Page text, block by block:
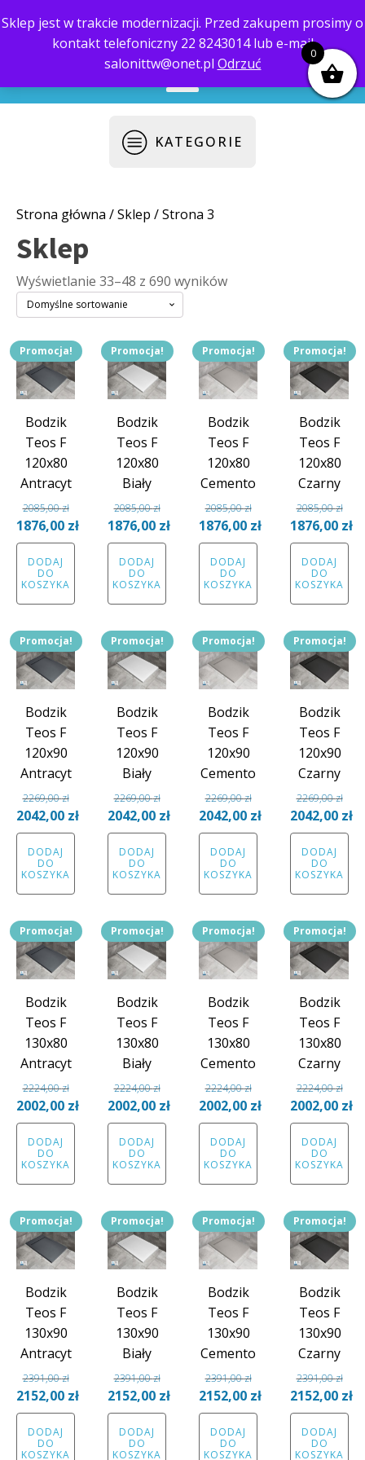
Sklep jest w trakcie modernizacji. Przed zakupem prosimy o
kontakt telefoniczny 22 8243014 lub e-mail
salonittw@onet.pl Odrzuć
biuro@saloni.pl 22 559-10-50
KATEGORIE
Strona główna /Sklep / Strona 3
Sklep
Wyświetlanie 33–48 z 690 wyników
Promocja!
Bodzik
Teos F
120x80
Antracyt
2085,00zł
Pierwotna
cena
wynosiła:
2085,00 zł.
1876,00 zł
Aktualna
cena
wynosi:
1876,00 zł.
DODAJ
DO
KOSZYKA
Promocja!
Bodzik
Teos F
120x80
Biały
2085,00zł
Pierwotna
cena
wynosiła:
2085,00 zł.
1876,00 zł
Aktualna
cena
wynosi:
1876,00 zł.
DODAJ
DO
KOSZYKA
Promocja!
Bodzik
Teos F
120x80
Cemento
2085,00zł
Pierwotna
cena
wynosiła:
2085,00 zł.
1876,00 zł
Aktualna
cena
wynosi:
1876,00 zł.
DODAJ
DO
KOSZYKA
Promocja!
Bodzik
Teos F
120x80
Czarny
2085,00zł
Pierwotna
cena
wynosiła:
2085,00 zł.
1876,00 zł
cena
DODAJ
DO
KOSZYKA
Promocja!
Bodzik
Teos F
120x90
Antracyt
2269,00zł
Pierwotna
cena
wynosiła:
2269,00 zł.
2042,00 zł
Aktualna
cena
wynosi:
2042,00 zł.
DODAJ
DO
KOSZYKA
Promocja!
Bodzik
Teos F
120x90
Biały
2269,00zł
Pierwotna
cena
wynosiła:
2269,00 zł.
2042,00 zł
Aktualna
cena
wynosi:
2042,00 zł.
DODAJ
DO
KOSZYKA
Promocja!
Bodzik
Teos F
120x90
Cemento
2269,00zł
Pierwotna
cena
wynosiła:
2269,00 zł.
2042,00 zł
Aktualna
cena
wynosi:
2042,00 zł.
DODAJ
DO
KOSZYKA
Promocja!
Bodzik
Teos F
120x90
Czarny
2269,00zł
Pierwotna
cena
wynosiła:
2269,00 zł.
2042,00 zł
cena
DODAJ
DO
KOSZYKA
Promocja!
Bodzik
Teos F
130x80
Antracyt
2224,00zł
Pierwotna
cena
wynosiła:
2224,00 zł.
2002,00 zł
Aktualna
cena
wynosi:
2002,00 zł.
DODAJ
DO
KOSZYKA
Promocja!
Bodzik
Teos F
130x80
Biały
2224,00zł
Pierwotna
cena
wynosiła:
2224,00 zł.
2002,00 zł
Aktualna
cena
wynosi:
2002,00 zł.
DODAJ
DO
KOSZYKA
Promocja!
Bodzik
Teos F
130x80
Cemento
2224,00zł
Pierwotna
cena
wynosiła:
2224,00 zł.
2002,00 zł
Aktualna
cena
wynosi:
2002,00 zł.
DODAJ
DO
KOSZYKA
Promocja!
Bodzik
Teos F
130x80
Czarny
2224,00zł
Pierwotna
cena
wynosiła:
2224,00 zł.
2002,00 zł
cena
DODAJ
DO
KOSZYKA
Promocja!
Bodzik
Teos F
130x90
Antracyt
2391,00zł
Pierwotna
cena
wynosiła:
2391,00 zł.
2152,00 zł
Aktualna
cena
wynosi:
DODAJ
DO
KOSZYKA
Promocja!
Bodzik
Teos F
130x90
Biały
2391,00zł
Pierwotna
cena
wynosiła:
2391,00 zł.
2152,00 zł
Aktualna
cena
wynosi:
DODAJ
DO
KOSZYKA
Promocja!
Bodzik
Teos F
130x90
Cemento
2391,00zł
Pierwotna
cena
wynosiła:
2391,00 zł.
2152,00 zł
Aktualna
cena
wynosi:
DODAJ
DO
KOSZYKA
Promocja!
Bodzik
Teos F
130x90
Czarny
2391,00zł
Pierwotna
cena
wynosiła:
2391,00 zł.
2152,00 zł
cena
DODAJ
DO
KOSZYKA
0